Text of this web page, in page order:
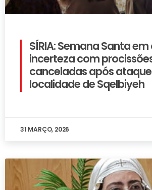
SÍRIA: Semana Santa
incerteza com
canceladas após
localidade de Sqelbiyeh
31 MARÇO, 2026